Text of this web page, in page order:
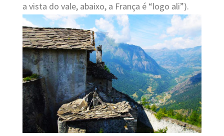
a vista do vale, abaixo, a França é “logo ali”).